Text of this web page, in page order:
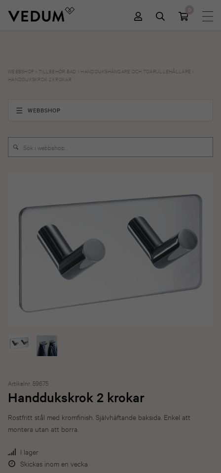
0
WEBBSHOP >TILLBEHÖR BAD HANDDUKSHÄNGARE OCH TOARULLEHÅLLARE
HANDDUKSKROK 2 KROKAR
WEBBSHOP
Artikelnr. 59675
Handdukskrok 2 krokar
Rostfritt stål med kromfinish. Självhäftande baksida. Enkel att
montera utan att borra.
I lager
Skickas inom en vecka